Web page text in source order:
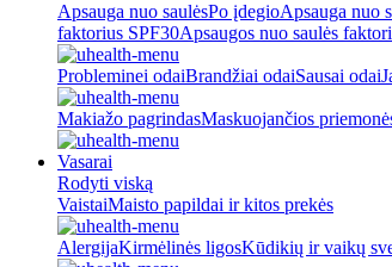
Apsauga nuo saulėsPo įdegioApsauga nuo
faktorius SPF30Apsaugos nuo saulės
Probleminei odaiBrandžiai odaiSausai odai
Makiažo pagrindasMaskuojančios
Vasarai
Rodyti viską
VaistaiMaisto papildai ir kitos prekės
AlergijaKirmėlinės ligosKūdikių ir vaikų